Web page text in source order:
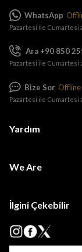
Yardım
We Are
İlgini Çekebilir
WhatsApp
Pazartesi ile Cumartesi
Ara +90 850
Pazartesi ile Cumartesi
Bize Sor Offline
Pazartesi ile Cumartesi